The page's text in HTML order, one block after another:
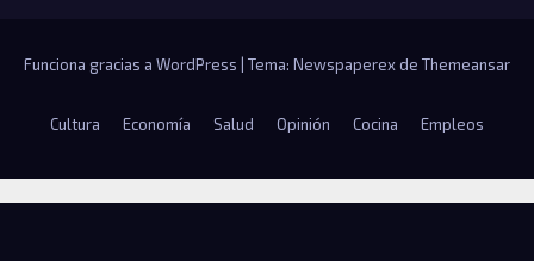
Funciona gracias a WordPress Tema: Newspaperex de Themeansar
Cultura Economía Salud Opinión Cocina Empleos